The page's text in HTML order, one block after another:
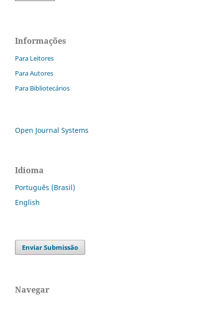
Informações
Para Leitores
Para Autores
Para Bibliotecários
Open Journal Systems
Idioma
Português (Brasil)
English
Enviar Submissão
Navegar